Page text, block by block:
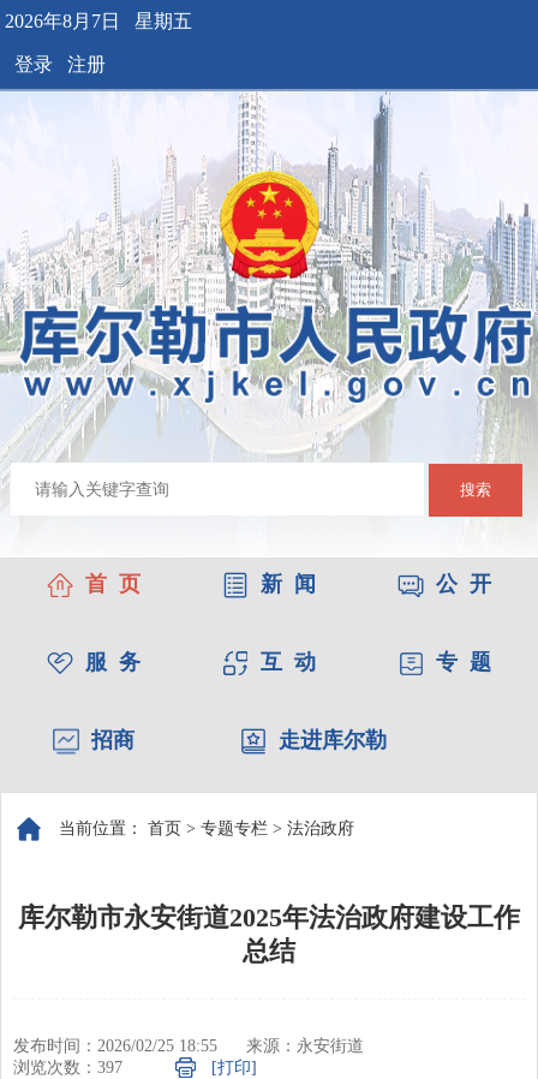
2026年8月7日 星期五
登录 注册
搜索
首 页 新 闻 公 开
服 务 互 动 专 题
招商 走进库尔勒
当前位置： 首页 > 专题专栏 > 法治政府
库尔勒市永安街道2025年法治政府建设工作
总结
发布时间：2026/02/25 18:55
来源：永安街道
浏览次数： 397 [打印]